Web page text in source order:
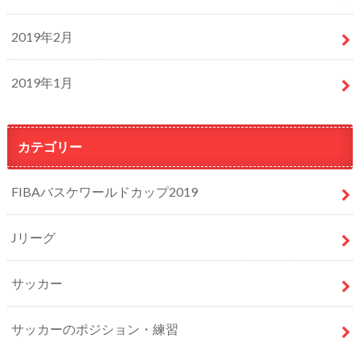
2019年2月
2019年1月
カテゴリー
FIBAバスケワールドカップ2019
Jリーグ
サッカー
サッカーのポジション・練習